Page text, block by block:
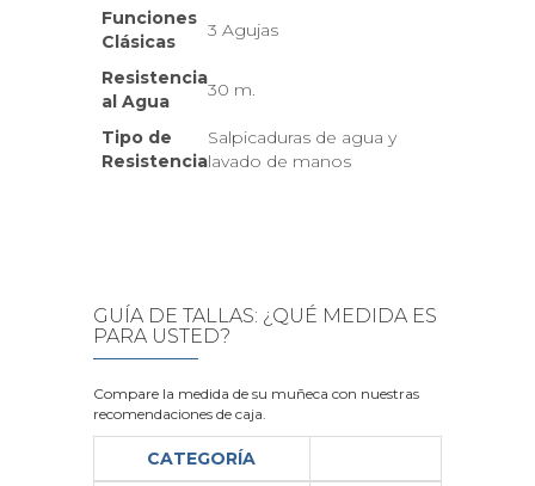
Funciones
Clásicas
3 Agujas
Resistencia
al Agua
30 m.
Tipo de
Resistencia
Salpicaduras de agua y
lavado de manos
GUÍA DE TALLAS: ¿QUÉ MEDIDA ES
PARA USTED?
Compare la medida de su muñeca con nuestras
recomendaciones de caja.
CATEGORÍA